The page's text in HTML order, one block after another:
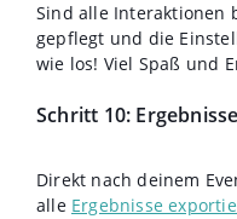
Sind alle Interaktionen
gepflegt und die
wie los! Viel Spaß und
Schritt 10:
Direkt nach deinem
alle Ergebnisse